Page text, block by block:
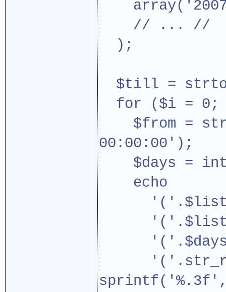
array('2007-
// ... //
);
$till =
for ($i = 0;
$from =
00:00:00');
$days =
echo